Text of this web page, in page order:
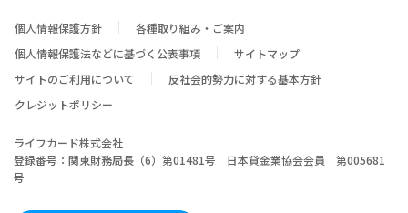
個人情報保護方針
各種取り組み・ご案内
個人情報保護法などに基づく公表事項
サイトマップ
サイトのご利用について
反社会的勢力に対する基本方針
クレジットポリシー
ライフカード株式会社
登録番号：関東財務局長（6）第01481号 日本貸金業協会会員 第005681
号